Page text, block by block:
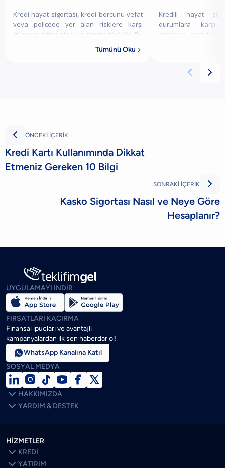
Kredi hayat sigortası, kredi borcunu vefat
veya poliçede yer alan risklere karşı
güvence altına alan bir sigorta türüdür. Bu
tüketicinin açık onayı olmadan yap
Tümünü Oku 
Kredili hayat
durumlara karşı
amacıyla
 
 ÖNCEKİ İÇERİK
Kredi Kartı Kullanımında Dikkat
Etmeniz Gereken 10 Bilgi
SONRAKİ İÇERİK 
Kasko Sigortası Nasıl ve Neye Göre
Hesaplanır?
UYGULAMAYI İNDİR
FIRSATLARI KAÇIRMA
Finansal ipuçları ve avantajlı
kampanyalardan ilk sen haberdar ol!
WhatsApp Kanalına Katıl
SOSYAL MEDYA
    

 HAKKIMIZDA
 YARDIM & DESTEK
HİZMETLER
 KREDİ
 YATIRIM